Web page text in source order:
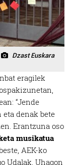
Dzast Euskara
eragilek
“Jende
denak bete
Erantzuna oso
musikatua
AEK-ko
Udalak, Uhagon